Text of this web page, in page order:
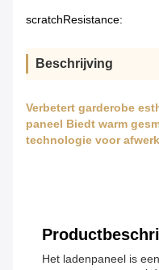
scratchResistance:
Beschrijving
Verbetert garderobe
paneel Biedt warm
technologie voor
Het ladenpaneel is